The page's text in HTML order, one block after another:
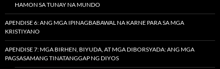
HAMON SA TUNAY NA MUNDO
APENDISE 6: ANG MGA IPINAGBABAWAL NA KARNE PARA SA MGA
KRISTIYANO
APENDISE 7: MGA BIRHEN, BIYUDA, AT MGA DIBORSYADA: ANG MGA
PAGSASAMANG TINATANGGAP NG DIYOS